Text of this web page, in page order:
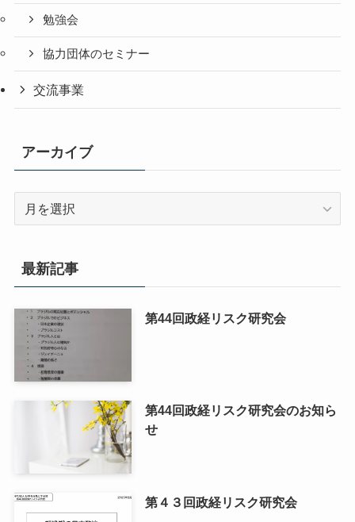
勉強会
協力団体のセミナー
交流事業
アーカイブ
イ
最新記事
第44回政経リスク研究会
第44回政経リスク研究会のお知ら
せ
第４３回政経リスク研究会